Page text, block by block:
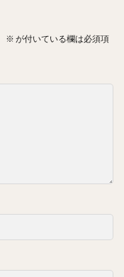
※ が付いている欄は必須項